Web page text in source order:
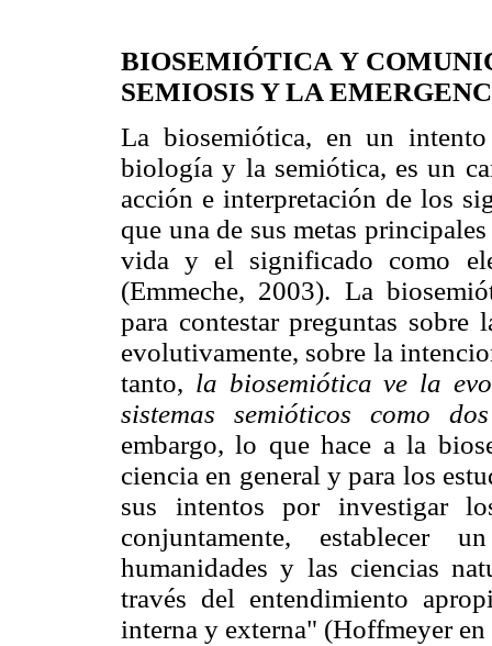
BIOSEMIÓTICA Y
SEMIOSIS Y LA
La biosemiótica, en un
biología y la semiótica, es un
acción e interpretación de los
que una de sus metas
vida y el significado como
(Emmeche, 2003). La
para contestar preguntas
evolutivamente, sobre la
tanto, la biosemiótica ve la
sistemas semióticos como
embargo, lo que hace a la
ciencia en general y para los
sus intentos por investigar
conjuntamente, establecer
humanidades y las ciencias
través del entendimiento
interna y externa" (Hoffmeyer